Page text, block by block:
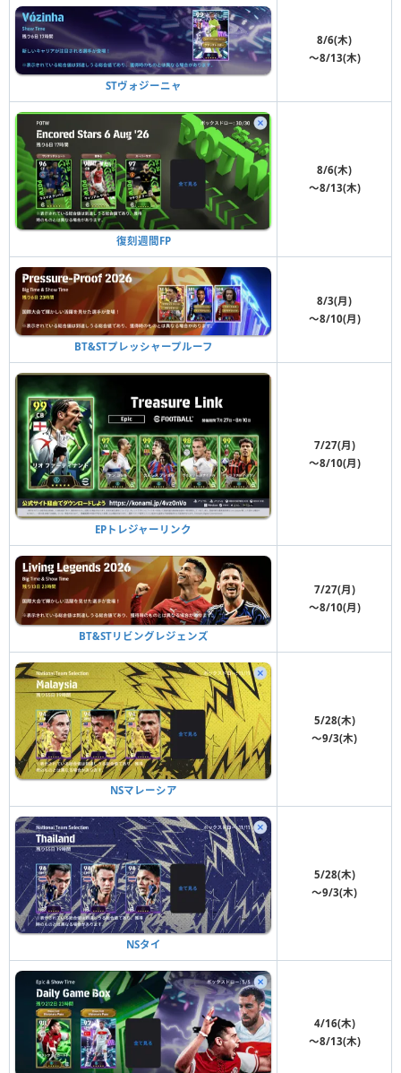
STヴォジーニャ
8/6(木)
〜8/13(木)
復刻週間FP
8/6(木)
〜8/13(木)
BT&STプレッシャープルーフ
8/3(月)
〜8/10(月)
EPトレジャーリンク
7/27(月)
〜8/10(月)
BT&STリビングレジェンズ
7/27(月)
〜8/10(月)
NSマレーシア
5/28(木)
〜9/3(木)
NSタイ
5/28(木)
〜9/3(木)
4/16(木)
〜8/13(木)